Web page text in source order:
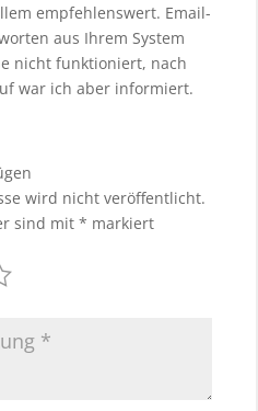
empfehlenswert. Email-
aus Ihrem System
nicht funktioniert, nach
war ich aber informiert.
wird nicht veröffentlicht.
sind mit * markiert